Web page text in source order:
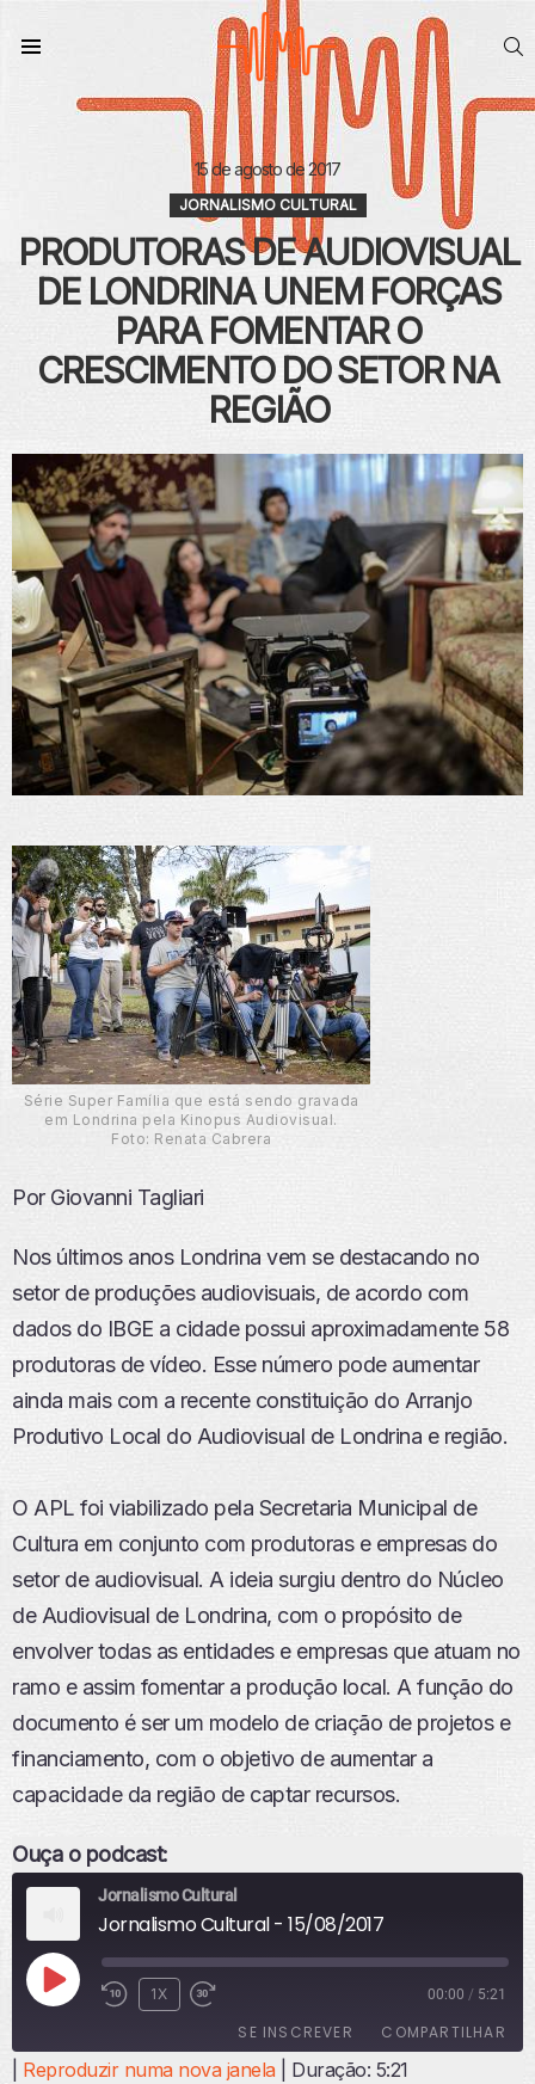
15 de agosto de 2017
JORNALISMO CULTURAL
PRODUTORAS DE AUDIOVISUAL
DE LONDRINA UNEM FORÇAS
PARA FOMENTAR O
CRESCIMENTO DO SETOR NA
REGIÃO
Série Super Família que está sendo gravada
em Londrina pela Kinopus Audiovisual.
Foto: Renata Cabrera
Por Giovanni Tagliari
Nos últimos anos Londrina vem se destacando no
setor de produções audiovisuais, de acordo com
dados do IBGE a cidade possui aproximadamente 58
produtoras de vídeo. Esse número pode aumentar
ainda mais com a recente constituição do Arranjo
Produtivo Local do Audiovisual de Londrina e região.
O APL foi viabilizado pela Secretaria Municipal de
Cultura em conjunto com produtoras e empresas do
setor de audiovisual. A ideia surgiu dentro do Núcleo
de Audiovisual de Londrina, com o propósito de
envolver todas as entidades e empresas que atuam no
ramo e assim fomentar a produção local. A função do
documento é ser um modelo de criação de projetos e
financiamento, com o objetivo de aumentar a
capacidade da região de captar recursos.
Ouça o podcast:
Jornalismo Cultural
Jornalismo Cultural - 15/08/2017
R
E
1X 00:00 / 5:21
SE INSCREVER COMPARTILHAR
Reproduzir numa nova janela| Duração: 5:21